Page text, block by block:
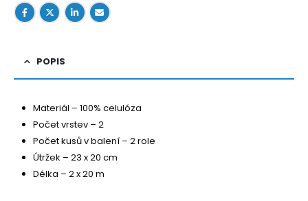
POPIS
Materiál – 100% celulóza
Počet vrstev – 2
Počet kusů v balení – 2 role
Útržek – 23 x 20 cm
Délka – 2 x 20 m